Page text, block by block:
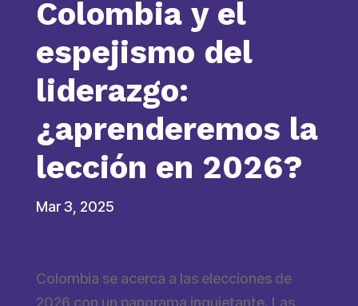
Colombia y el
espejismo del
liderazgo:
¿aprenderemos la
lección en 2026?
Mar 3, 2025
Colombia se acerca a las elecciones de